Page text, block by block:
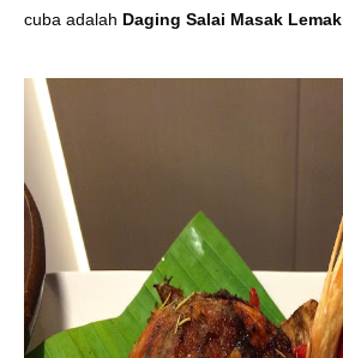
cuba adalah Daging Salai Masak Lemak